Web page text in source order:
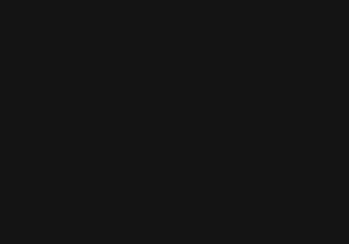
Thấm Và Sửa Chữa Bê Tông